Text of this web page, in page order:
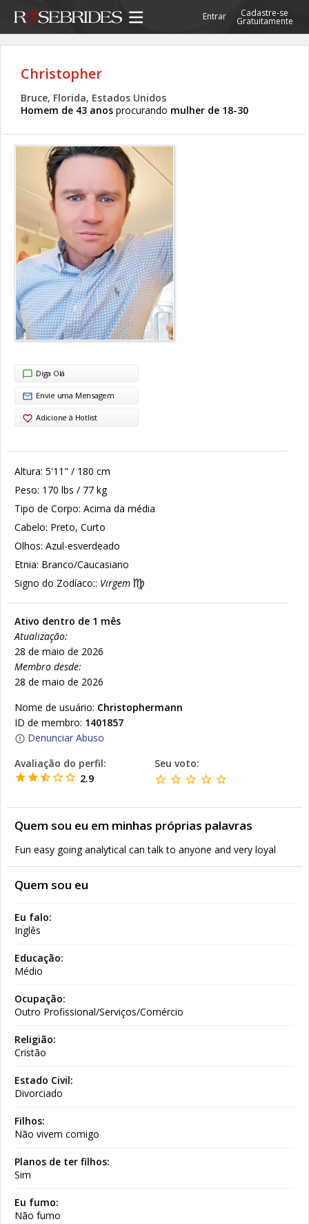
Entrar Cadastre-se
Gratuitamente
Christopher
Bruce, Florida, Estados Unidos
Homem de 43 anos procurando mulher de 18-30
Diga Olá
Envie uma Mensagem
Adicione à Hotlist
Altura: 5'11" / 180 cm
Peso: 170 lbs / 77 kg
Tipo de Corpo: Acima da média
Cabelo: Preto, Curto
Olhos: Azul-esverdeado
Etnia: Branco/Caucasiano
Signo do Zodíaco:: Virgem
Ativo dentro de 1 mês
Atualização:
28 de maio de 2026
Membro desde:
28 de maio de 2026
Nome de usuário: Christophermann
ID de membro: 1401857
Denunciar Abuso
Avaliação do perfil:
2.9
Seu voto:
Quem sou eu em minhas próprias palavras
Fun easy going analytical can talk to anyone and very loyal
Quem sou eu
Eu falo:
Inglês
Educação:
Médio
Ocupação:
Outro Profissional/Serviços/Comércio
Religião:
Cristão
Estado Civil:
Divorciado
Filhos:
Não vivem comigo
Planos de ter filhos:
Sim
Eu fumo:
Não fumo